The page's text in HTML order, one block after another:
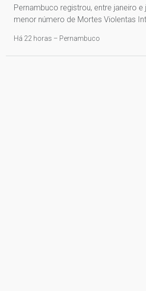
Pernambuco registrou, entre janeiro e
menor número de Mortes Violentas
Há 22 horas – Pernambuco